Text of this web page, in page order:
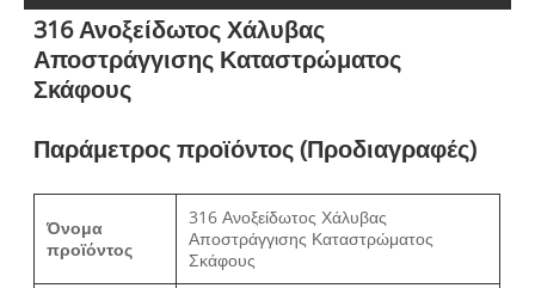
316 Ανοξείδωτος Χάλυβας
Αποστράγγισης Καταστρώματος
Σκάφους
Παράμετρος προϊόντος (Προδιαγραφές)
Όνομα
προϊόντος
316 Ανοξείδωτος Χάλυβας
Αποστράγγισης Καταστρώματος
Σκάφους